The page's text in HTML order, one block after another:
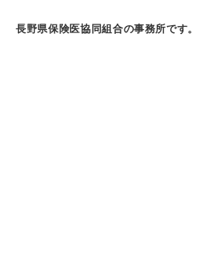
長野県保険医協同組合の事務所です。